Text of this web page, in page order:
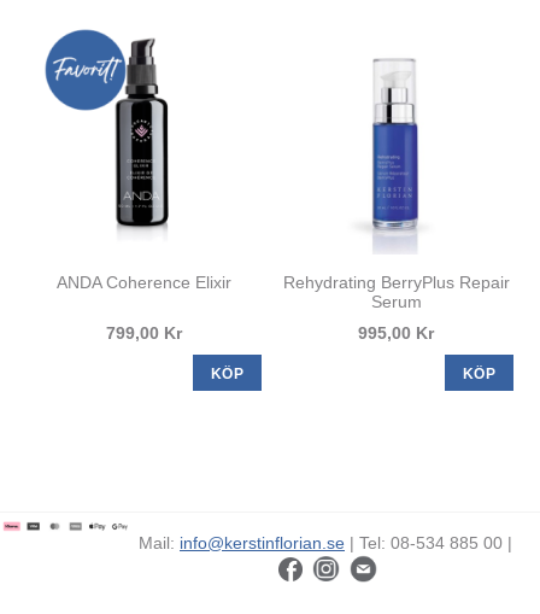
ANDA Coherence Elixir
799,00 Kr
KÖP
Rehydrating BerryPlus Repair
Serum
995,00 Kr
KÖP
Mail: info@kerstinflorian.se | Tel: 08-534 885 00 |